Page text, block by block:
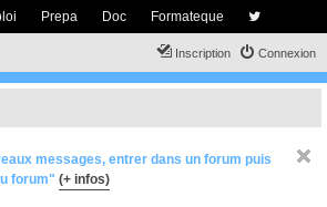
Prepa Doc Formateque
Connexion
Inscription
messages, entrer dans un forum puis
forum" (+ infos)